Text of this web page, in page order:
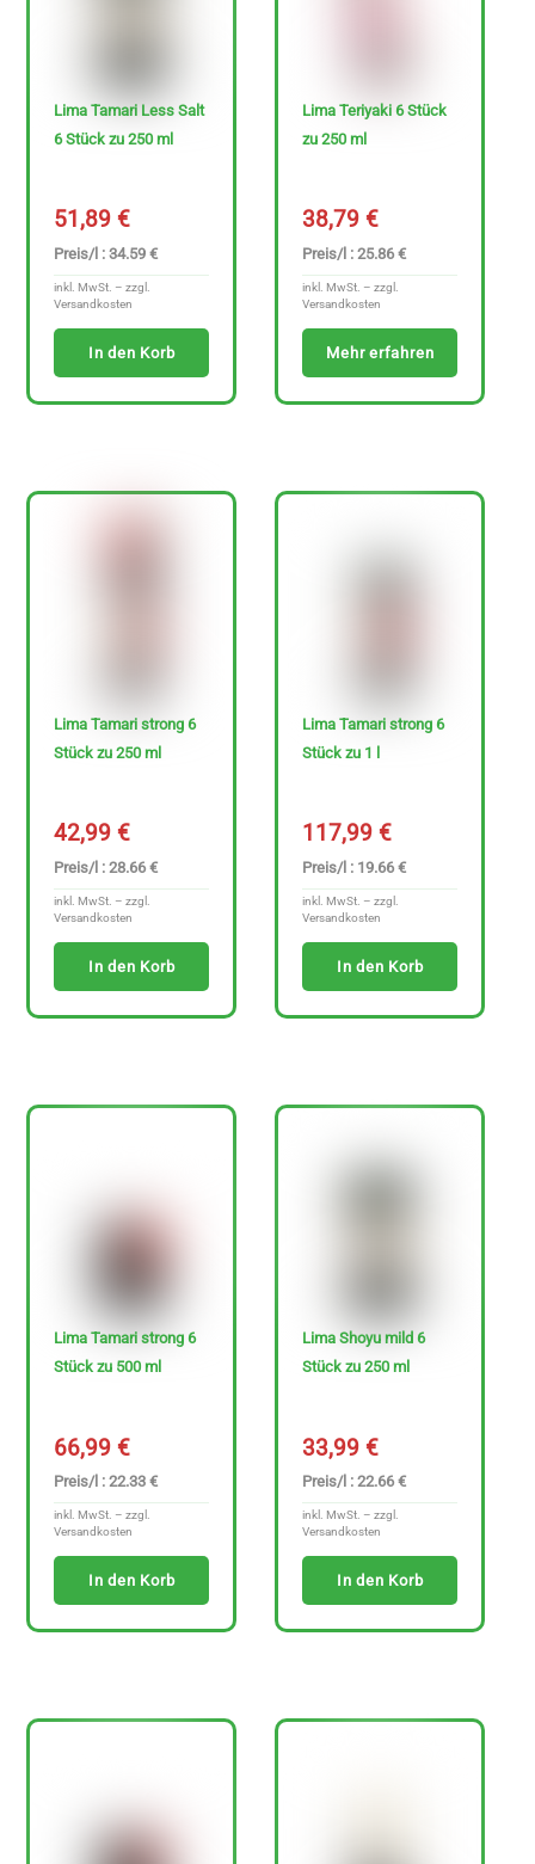
Lima Tamari Less Salt
6 Stück zu 250 ml
51,89€
Preis/l : 34.59 €
inkl. MwSt. – zzgl.
Versandkosten
In den Korb
Lima Teriyaki 6 Stück
zu 250 ml
38,79€
Preis/l : 25.86 €
inkl. MwSt. – zzgl.
Versandkosten
Mehr erfahren
Lima Tamari strong 6
Stück zu 250 ml
42,99€
Preis/l : 28.66 €
inkl. MwSt. – zzgl.
Versandkosten
In den Korb
Lima Tamari strong 6
Stück zu 1 l
117,99€
Preis/l : 19.66 €
inkl. MwSt. – zzgl.
Versandkosten
In den Korb
Lima Tamari strong 6
Stück zu 500 ml
66,99€
Preis/l : 22.33 €
inkl. MwSt. – zzgl.
Versandkosten
In den Korb
Lima Shoyu mild 6
Stück zu 250 ml
33,99€
Preis/l : 22.66 €
inkl. MwSt. – zzgl.
Versandkosten
In den Korb